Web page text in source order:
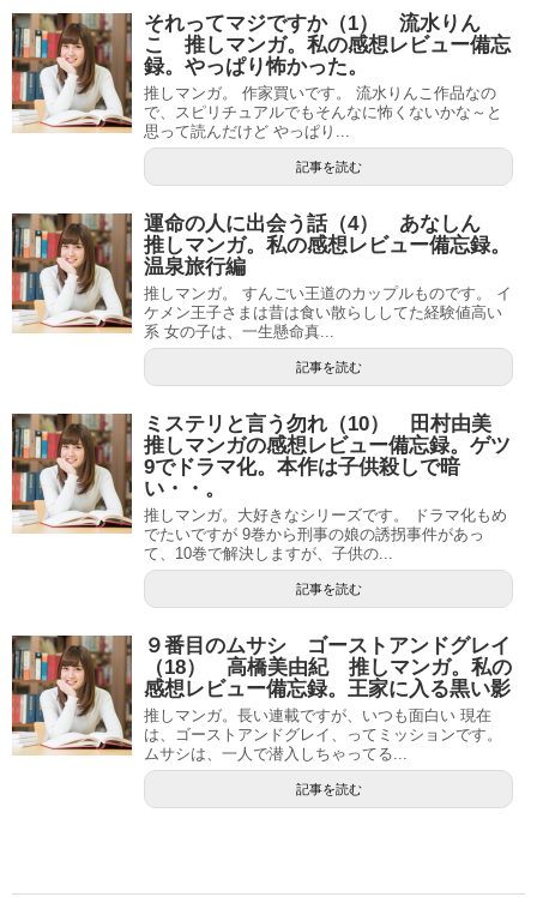
それってマジですか（1） 流水りん
こ 推しマンガ。私の感想レビュー備忘
録。やっぱり怖かった。
推しマンガ。 作家買いです。 流水りんこ作品なの
で、スピリチュアルでもそんなに怖くないかな～と
思って読んだけど やっぱり...
記事を読む
運命の人に出会う話（4） あなしん
推しマンガ。私の感想レビュー備忘録。
温泉旅行編
推しマンガ。 すんごい王道のカップルものです。 イ
ケメン王子さまは昔は食い散らししてた経験値高い
系 女の子は、一生懸命真...
記事を読む
ミステリと言う勿れ（10） 田村由美
推しマンガの感想レビュー備忘録。ゲツ
9でドラマ化。本作は子供殺しで暗
い・・。
推しマンガ。大好きなシリーズです。 ドラマ化もめ
でたいですが 9巻から刑事の娘の誘拐事件があっ
て、10巻で解決しますが、子供の...
記事を読む
９番目のムサシ ゴーストアンドグレイ
（18） 高橋美由紀 推しマンガ。私の
感想レビュー備忘録。王家に入る黒い影
推しマンガ。長い連載ですが、いつも面白い 現在
は、ゴーストアンドグレイ、ってミッションです。
ムサシは、一人で潜入しちゃってる...
記事を読む